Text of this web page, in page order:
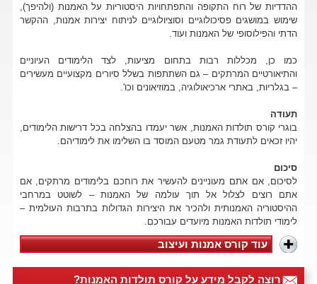
ההדדיות של רוח התקופה והתפתחויות היסטוריות על האמנות (ולהיפך),
שימוש במושגים פסיכולוגיים וסוציולוגיים לניתוח יצירות אמנות, ההקשר
הדתי והפילוסופי של האמנות ועוד.
כמו כן, מכללות רבות בתחום מציעות, לצד הלימודים העיוניים
והתיאורטיים המרתקים – גם השתתפות בשלל סיורים מקצועיים מעשירים
– בגלריות, באתרי ארכיאולוגיה, במוזיאונים וכו'.
תעודה
בוגרי קורס תולדות האמנות, אשר יעמדו בהצלחה בכל דרישות הלימודים,
יהיו זכאים לתעודת גמר מטעם המוסד בו השלימו את לימודיהם.
סיכום
לסיכום, אם אתם מעוניינים להעשיר את רוחכם בלימודים מרתקים, אם
אתם רוצים לצלול אל תוך עולמה של האמנות – לשוטט במרחבי
ההיסטוריה האמנותית ולהכיר את היצירות הגדולות בתרבות העולמית –
לימודי תולדות האמנות מיועדים עבורכם.
עוד קורס אמנות ועיצוב
רוצה לקבל מידע על קורס תולדות האמנות?